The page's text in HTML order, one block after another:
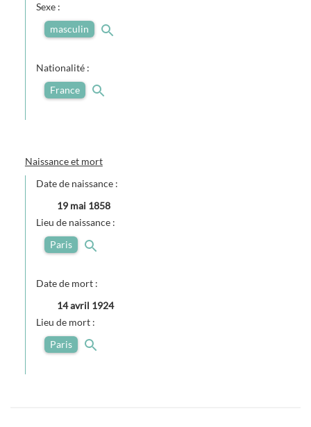
Sexe :
masculin
Nationalité :
France
Naissance et mort
Date de naissance :
19 mai 1858
Lieu de naissance :
Paris
Date de mort :
14 avril 1924
Lieu de mort :
Paris